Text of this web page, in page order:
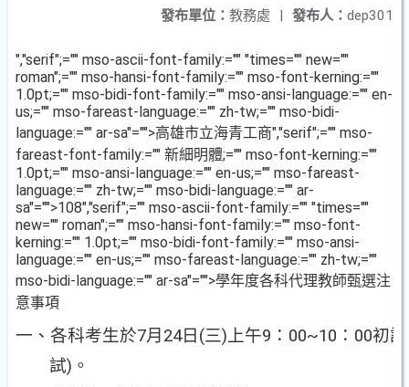
發布人： dep301
發布單位： 教務處 |
","serif";="" mso-ascii-font-family:="" "times="" new=""
roman";="" mso-hansi-font-family:="" mso-font-kerning:=""
1.0pt;="" mso-bidi-font-family:="" mso-ansi-language:="" en-
us;="" mso-fareast-language:="" zh-tw;="" mso-bidi-
language:="" ar-sa"="">高雄市立海青工商","serif";="" mso-
fareast-font-family:="" 新細明體;="" mso-font-kerning:=""
1.0pt;="" mso-ansi-language:="" en-us;="" mso-fareast-
language:="" zh-tw;="" mso-bidi-language:="" ar-
sa"="">108","serif";="" mso-ascii-font-family:="" "times=""
new="" roman";="" mso-hansi-font-family:="" mso-font-
kerning:="" 1.0pt;="" mso-bidi-font-family:="" mso-ansi-
language:="" en-us;="" mso-fareast-language:="" zh-tw;=""
mso-bidi-language:="" ar-sa"="">學年度各科代理教師甄選注
意事項
一、各科考生於7月 24日 (三)上午9 ： 00~10 ： 00初試
試) 。